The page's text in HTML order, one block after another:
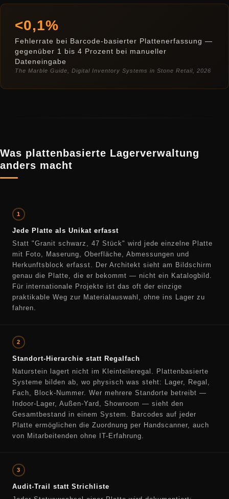
<0,1%
Fehlerrate bei Barcode-basierter Plattenerfassung —
gegenüber 1 bis 4 Prozent bei manueller
Dateneingabe
The Marble Guide, Digital Inventory Systems in Stone Retail, 2026
Was plattenbasierte Lagerverwaltung
anders macht
1
Jede Platte als Unikat erfasst
Statt "Granit schwarz, 47 Stück" wird jede einzelne Platte
mit Foto, Maserung, Oberfläche, Abmessungen und
Herkunftsblock erfasst. Der Architekt sieht am Bildschirm
genau die Platte, die er bekommt — nicht ein Katalogbild.
Für internationale Projekte ist das oft der einzige
praktikable Weg zur Materialauswahl, ohne ins Lager zu
fahren.
2
Standort-Hierarchie statt Regalfach
Naturstein lagert nicht im Kleinteileregal. Plattenbasierte
Systeme bilden ab, wo physisch was steht: Lager, Regal,
Fach, Block-Nummer. Wer mehrere Standorte betreibt —
Indoor-Lager, Außen-Yard, Showroom — sieht den
Gesamtbestand in einem System. Barcodes auf jeder
Platte ermöglichen die Zuordnung per Handscanner, auch
von Mitarbeitenden ohne IT-Erfahrung.
3
Audit-Trail statt Strichliste